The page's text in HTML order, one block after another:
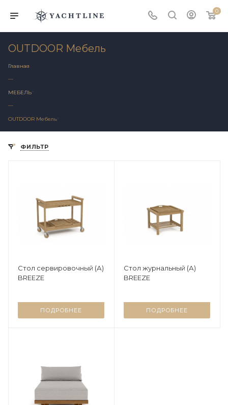
0
OUTDOOR Мебель
Главная
—
МЕБЕЛЬ
—
OUTDOOR Мебель
ФИЛЬТР
Стол сервировочный (А)
BREEZE
ПОДРОБНЕЕ
Стол журнальный (А)
BREEZE
ПОДРОБНЕЕ